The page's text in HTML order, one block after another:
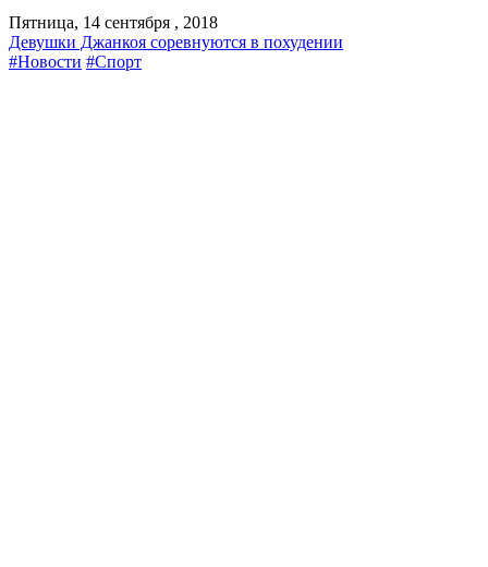
Пятница, 14 сентября , 2018
Девушки Джанкоя соревнуются в похудении
#Новости #Спорт